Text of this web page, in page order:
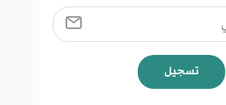
تسجيل